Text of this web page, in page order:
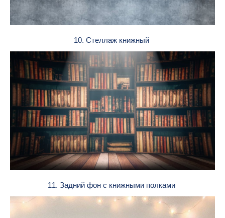
10. Стеллаж книжный
11. Задний фон с книжными полками